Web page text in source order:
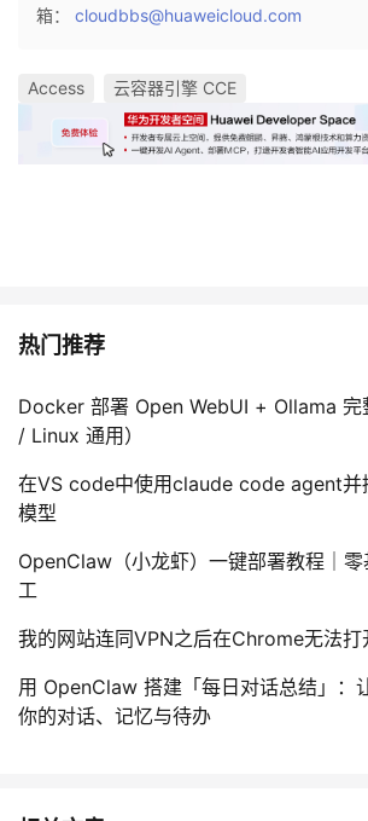
箱： cloudbbs@huaweicloud.com
Access 云容器引擎 CCE
热门推荐
Docker 部署 Open WebUI + Ollama
/ Linux 通用）
在VS code中使用claude code agent
模型
OpenClaw（小龙虾）一键部署教程｜零
工
我的网站连同VPN之后在Chrome无法打
用 OpenClaw 搭建「每日对话总结」：
你的对话、记忆与待办